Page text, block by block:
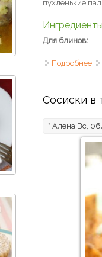
пухленькие
Для блинов:
Подробнее о
Сосиски в
*Алена Вс,